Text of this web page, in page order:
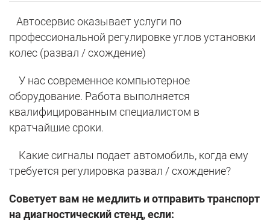
Автосервис оказывает услуги по
профессиональной регулировке углов установки
колес (развал / схождение)
У нас современное компьютерное
оборудование. Работа выполняется
квалифицированным специалистом в
кратчайшие сроки.
Какие сигналы подает автомобиль, когда ему
требуется регулировка развал / схождение?
Советует вам не медлить и отправить транспорт
на диагностический стенд, если: